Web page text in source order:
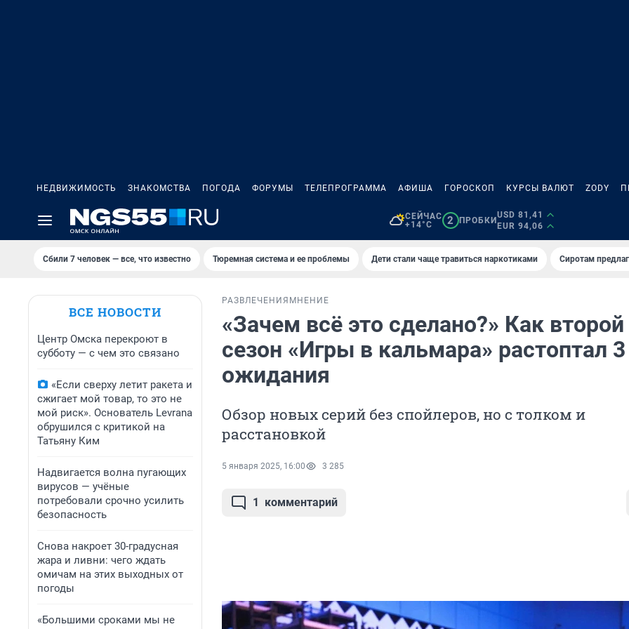
НЕДВИЖИМОСТЬ ЗНАКОМСТВА ПОГОДА ФОРУМЫ ТЕЛЕПРОГРАММА АФИША ГОРОСКОП КУРСЫ ВАЛЮТ ZODY
СЕЙЧАС
+14°C
2 ПРОБКИ
USD 81,41
EUR 94,06
Сбили 7 человек — все, что известно Тюремная система и ее проблемы Дети стали чаще травиться наркотиками Сиротам
ВСЕ НОВОСТИ
Центр Омска перекроют в
субботу — с чем это связано
«Если сверху летит ракета и
сжигает мой товар, то это не
мой риск». Основатель Levrana
обрушился с критикой на
Татьяну Ким
Надвигается волна пугающих
вирусов — учёные
потребовали срочно усилить
безопасность
Снова накроет 30-градусная
жара и ливни: чего ждать
омичам на этих выходных от
погоды
«Большими сроками мы не
РАЗВЛЕЧЕНИЯ МНЕНИЕ
«Зачем всё это сделано?» Как второй
сезон «Игры в кальмара» растоптал 3
ожидания
Обзор новых серий без спойлеров, но с толком и
расстановкой
5 января 2025, 16:00 3 285
1 комментарий